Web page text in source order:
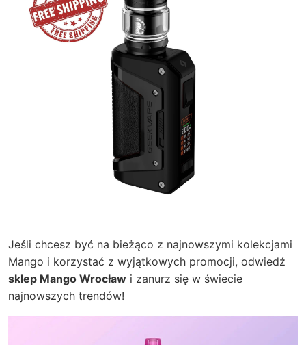
Jeśli chcesz być na bieżąco z najnowszymi kolekcjami
Mango i korzystać z wyjątkowych promocji, odwiedź
sklep Mango Wrocław i zanurz się w świecie
najnowszych trendów!